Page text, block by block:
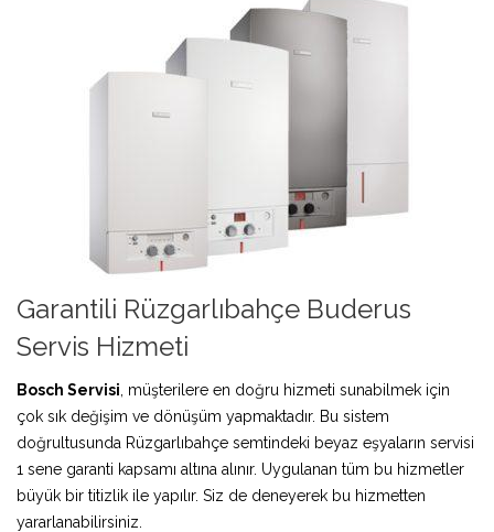
Garantili Rüzgarlıbahçe Buderus
Servis Hizmeti
Bosch Servisi , müşterilere en doğru hizmeti sunabilmek için
çok sık değişim ve dönüşüm yapmaktadır. Bu sistem
doğrultusunda Rüzgarlıbahçe semtindeki beyaz eşyaların servisi
1 sene garanti kapsamı altına alınır. Uygulanan tüm bu hizmetler
büyük bir titizlik ile yapılır. Siz de deneyerek bu hizmetten
yararlanabilirsiniz.